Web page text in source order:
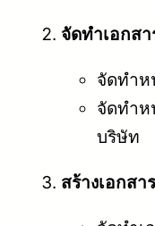
จัดทำเอกส
จัดทำ
จัดทำห
บริษัท
สร้างเอกส